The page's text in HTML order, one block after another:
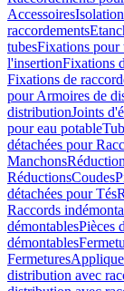
Accessoires
raccordements
tubesFixations pour
l'insertionFixations
Fixations de
pour Armoires de
distributionJoints
pour eau potable
détachées pour
Manchons
RéductionsCoudes
détachées pour Tés
Raccords
démontablesPièces
démontables
Fermetures
distribution avec